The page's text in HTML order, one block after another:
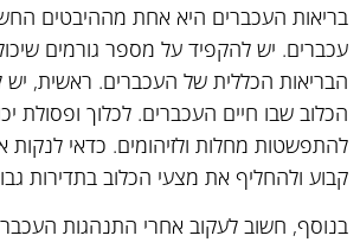
בריאות העכברים היא אחת מההיבטים
עכברים. יש להקפיד על מספר גורמים
הבריאות הכללית של העכברים. ראשית, יש
הכלוב שבו חיים העכברים. לכלוך ופסולת
להתפשטות מחלות ולזיהומים. כדאי לנקות
קבוע ולהחליף את מצעי הכלוב בתדירות
בנוסף, חשוב לעקוב אחרי התנהגות